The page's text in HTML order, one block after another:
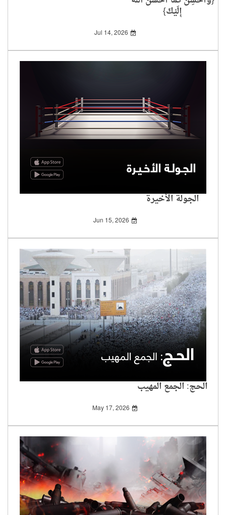
إِلَيْكَ}
Jul 14, 2026
الجولة الأخيرة
Jun 15, 2026
الحج: الجمع المهيب
May 17, 2026